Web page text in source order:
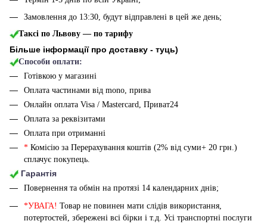
Замовлення до 13:30, будут відправлені в цей же день;
Таксі по Львову — по тарифу
Більше інформації про доставку - туць)
Способи оплати:
Готівкою у магазині
Оплата частинами від mono, прива
Онлайн оплата Visa / Mastercard, Приват24
Оплата за реквізитами
Оплата при отриманні
* Комісію за Перерахування коштів (2% від суми+ 20 грн.)
сплачує покупець.
Гарантія
Повернення та обмін на протязі 14 календарних днів;
*УВАГА! Товар не повинен мати слідів використання,
потертостей, збережені всі бірки і т.д. Усі транспортні послуги